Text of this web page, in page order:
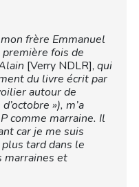
frère Emmanuel
fois de
[Verry NDLR], qui
du livre écrit par
autour de
»), m’a
comme marraine. Il
car je me suis
tard dans le
marraines et